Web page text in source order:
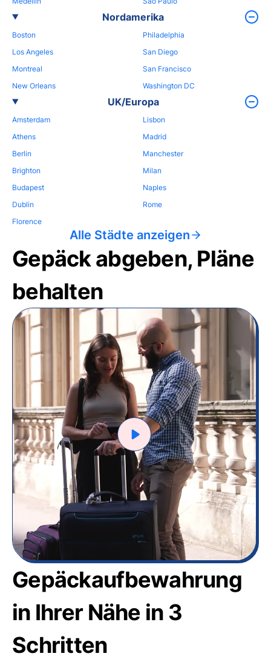
Nordamerika
Boston
Los Angeles
Montreal
New Orleans
Philadelphia
San Diego
San Francisco
Washington DC
UK/Europa
Amsterdam
Athens
Berlin
Brighton
Budapest
Dublin
Florence
Lisbon
Madrid
Manchester
Milan
Naples
Rome
Alle Städte anzeigen
Gepäck abgeben, Pläne
behalten
Gepäckaufbewahrung
in Ihrer Nähe in 3
Schritten